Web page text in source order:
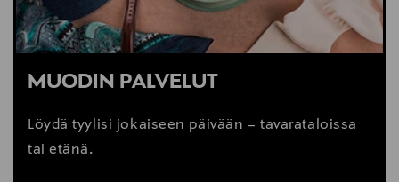
MUODIN PALVELUT
Löydä tyylisi jokaiseen päivään – tavarataloissa
tai etänä.